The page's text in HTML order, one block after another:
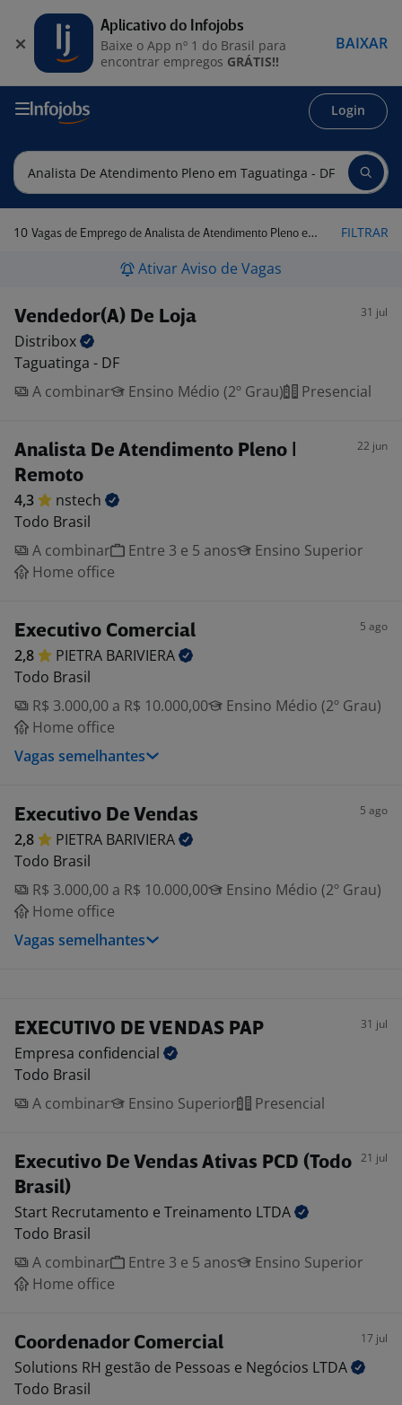
Login
10 Vagas de Emprego de Analista de Atendimento Pleno em Taguatinga - DF FILTRAR
Ativar Aviso de Vagas
Vendedor(A) De Loja 31 jul
Distribox
Taguatinga - DF
A combinar
Ensino Médio (2º Grau) Presencial
Analista De Atendimento Pleno |
Remoto
22 jun
4,3
nstech
Todo Brasil
A combinar
Entre 3 e 5 anos
Ensino Superior
Home office
Executivo Comercial 5 ago
2,8 PIETRA BARIVIERA
Todo Brasil
R$ 3.000,00 a R$ 10.000,00
Ensino Médio (2º Grau)
Home office
Vagas semelhantes
Executivo De Vendas 5 ago
2,8 PIETRA BARIVIERA
Todo Brasil
R$ 3.000,00 a R$ 10.000,00
Ensino Médio (2º Grau)
Home office
Vagas semelhantes
EXECUTIVO DE VENDAS PAP 31 jul
Empresa confidencial
Todo Brasil
A combinar
Ensino Superior Presencial
Executivo De Vendas Ativas PCD (Todo
Brasil)
21 jul
Start Recrutamento e Treinamento LTDA
Todo Brasil
A combinar
Entre 3 e 5 anos
Ensino Superior
Home office
Coordenador Comercial 17 jul
Solutions RH gestão de Pessoas e Negócios LTDA
Todo Brasil
Aplicativo do Infojobs
Baixe o App nº 1 do Brasil para
encontrar empregos GRÁTIS!!
BAIXAR